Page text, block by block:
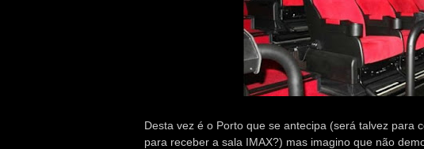
Desta vez é o Porto que se antecipa (será talvez para
para receber a sala IMAX?) mas imagino que não